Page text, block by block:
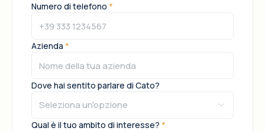
Numero di telefono *
Azienda *
Dove hai sentito parlare di Cato?
Seleziona un'opzione
Qual è il tuo ambito di interesse? *